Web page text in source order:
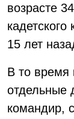
возрасте
15 лет
В то время
отдельные
командир,